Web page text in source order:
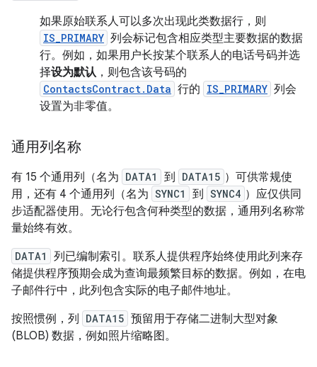
如果原始联系人可以多次出现此类数据行，则
IS_PRIMARY 列会标记包含相应类型主要数据的数据
行。例如，如果用户长按某个联系人的电话号码并选
择设为默认 ，则包含该号码的
ContactsContract.Data 行的 IS_PRIMARY 列会
设置为非零值。
通用列名称
有 15 个通用列（名为 DATA1 到 DATA15 ）可供常规使
用，还有 4 个通用列（名为 SYNC1 到 SYNC4 ）应仅供同
步适配器使用。无论行包含何种类型的数据，通用列名称常
量始终有效。
DATA1
列已编制索引。联系人提供程序始终使用此列来存
储提供程序预期会成为查询最频繁目标的数据。例如，在电
子邮件行中，此列包含实际的电子邮件地址。
按照惯例，列
DATA15 预留用于存储二进制大型对象
(BLOB) 数据，例如照片缩略图。